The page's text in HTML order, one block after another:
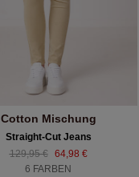
Cotton Mischung
Straight-Cut Jeans
129,95 €
64,98 €
6 FARBEN